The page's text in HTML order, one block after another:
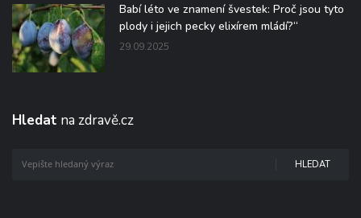
Babí léto ve znamení švestek: Proč jsou tyto
plody i jejich pecky elixírem mládí?“
29.09.2025
Hledat na zdravě.cz
HLEDAT